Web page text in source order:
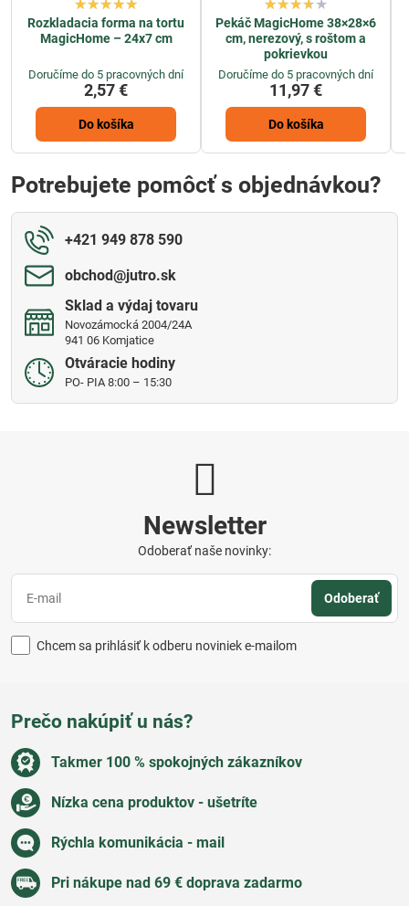
Rozkladacia forma na tortu
MagicHome – 24x7 cm
Doručíme do 5 pracovných dní
2,57 €
Do košíka
Pekáč MagicHome 38×28×6
cm, nerezový, s roštom a
pokrievkou
Doručíme do 5 pracovných dní
11,97 €
Do košíka
Potrebujete pomôcť s objednávkou?
+421 949 878 590
obchod​@jutro​.sk
Sklad a výdaj tovaru
Novozámocká 2004/24A
941 06 Komjatice
Otváracie hodiny
PO- PIA 8:00 – 15:30
Newsletter
Odoberať naše novinky:
Odoberať
Chcem sa prihlásiť k odberu noviniek e-mailom
Prečo nakúpiť u nás?
Takmer 100 % spokojných zákazníkov
Nízka cena produktov - ušetríte
Rýchla komunikácia - mail
Pri nákupe nad 69 € doprava zadarmo